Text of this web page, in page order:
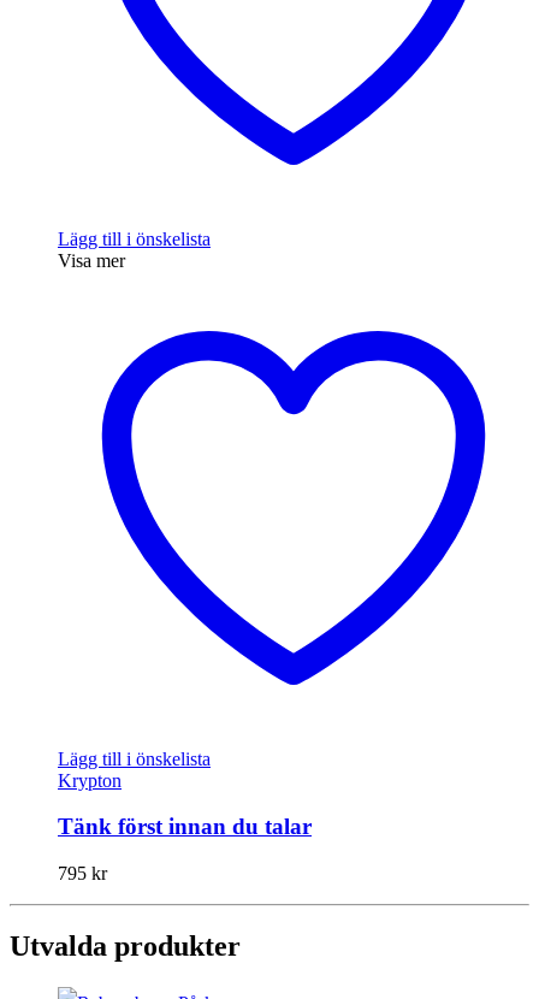
Lägg till i önskelista
Visa mer
Lägg till i önskelista
Krypton
Tänk först innan du talar
795 kr
Utvalda produkter